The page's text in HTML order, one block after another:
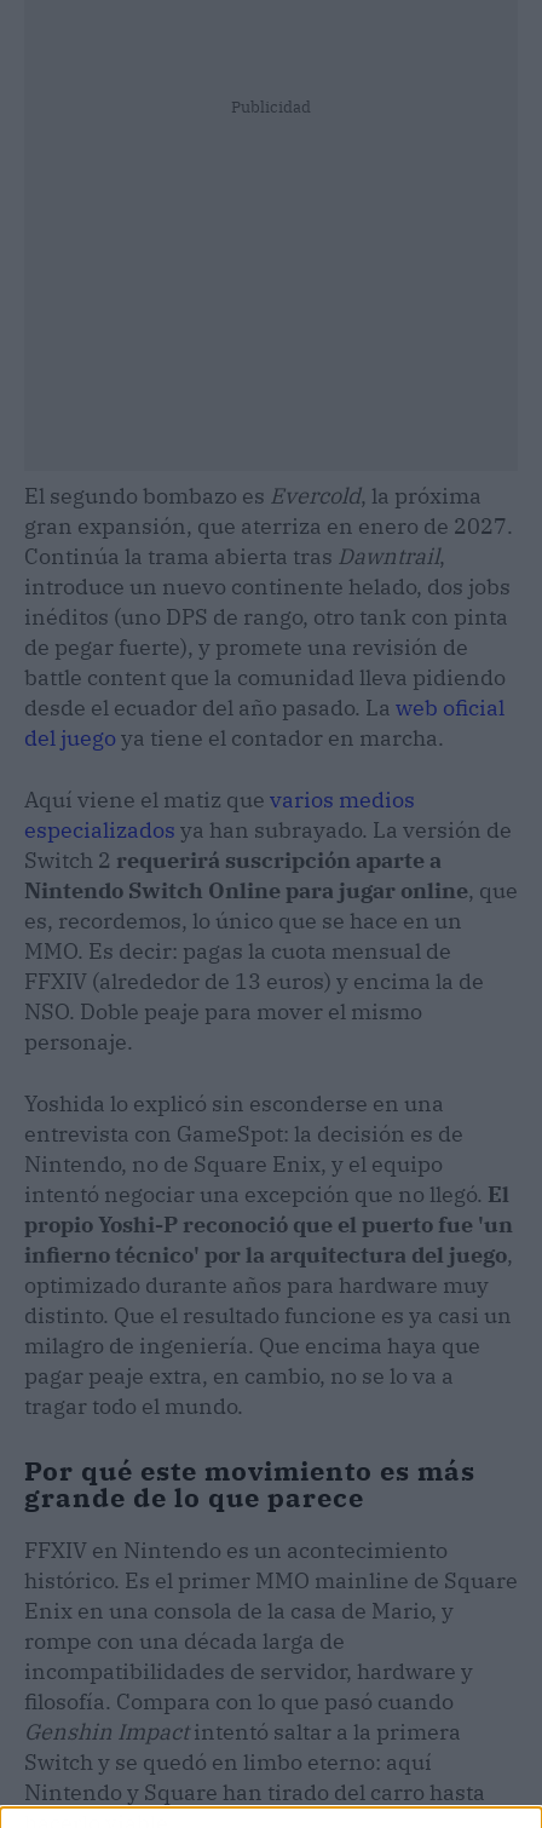
Publicidad
El segundo bombazo es Evercold, la próxima
gran expansión, que aterriza en enero de 2027.
Continúa la trama abierta tras Dawntrail,
introduce un nuevo continente helado, dos jobs
inéditos (uno DPS de rango, otro tank con pinta
de pegar fuerte), y promete una revisión de
battle content que la comunidad lleva pidiendo
desde el ecuador del año pasado. La web oficial
del juego ya tiene el contador en marcha.
Aquí viene el matiz que varios medios
especializados ya han subrayado. La versión de
Switch 2 requerirá suscripción aparte a
Nintendo Switch Online para jugar online, que
es, recordemos, lo único que se hace en un
MMO. Es decir: pagas la cuota mensual de
FFXIV (alrededor de 13 euros) y encima la de
NSO. Doble peaje para mover el mismo
personaje.
Yoshida lo explicó sin esconderse en una
entrevista con GameSpot: la decisión es de
Nintendo, no de Square Enix, y el equipo
intentó negociar una excepción que no llegó. El
propio Yoshi-P reconoció que el puerto fue 'un
infierno técnico' por la arquitectura del juego,
optimizado durante años para hardware muy
distinto. Que el resultado funcione es ya casi un
milagro de ingeniería. Que encima haya que
pagar peaje extra, en cambio, no se lo va a
tragar todo el mundo.
Por qué este movimiento es más
grande de lo que parece
FFXIV en Nintendo es un acontecimiento
histórico. Es el primer MMO mainline de Square
Enix en una consola de la casa de Mario, y
rompe con una década larga de
incompatibilidades de servidor, hardware y
filosofía. Compara con lo que pasó cuando
Genshin Impactintentó saltar a la primera
Switch y se quedó en limbo eterno: aquí
Nintendo y Square han tirado del carro hasta